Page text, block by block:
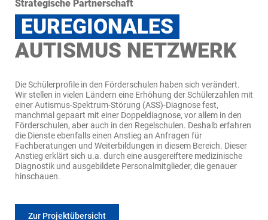
Strategische Partnerschaft
EUREGIONALES
AUTISMUS NETZWERK
Die Schülerprofile in den Förderschulen haben sich verändert.
Wir stellen in vielen Ländern eine Erhöhung der Schülerzahlen mit
einer Autismus-Spektrum-Störung (ASS)-Diagnose fest,
manchmal gepaart mit einer Doppeldiagnose, vor allem in den
Förderschulen, aber auch in den Regelschulen. Deshalb erfahren
die Dienste ebenfalls einen Anstieg an Anfragen für
Fachberatungen und Weiterbildungen in diesem Bereich. Dieser
Anstieg erklärt sich u.a. durch eine ausgereiftere medizinische
Diagnostik und ausgebildete Personalmitglieder, die genauer
hinschauen.
Zur Projektübersicht